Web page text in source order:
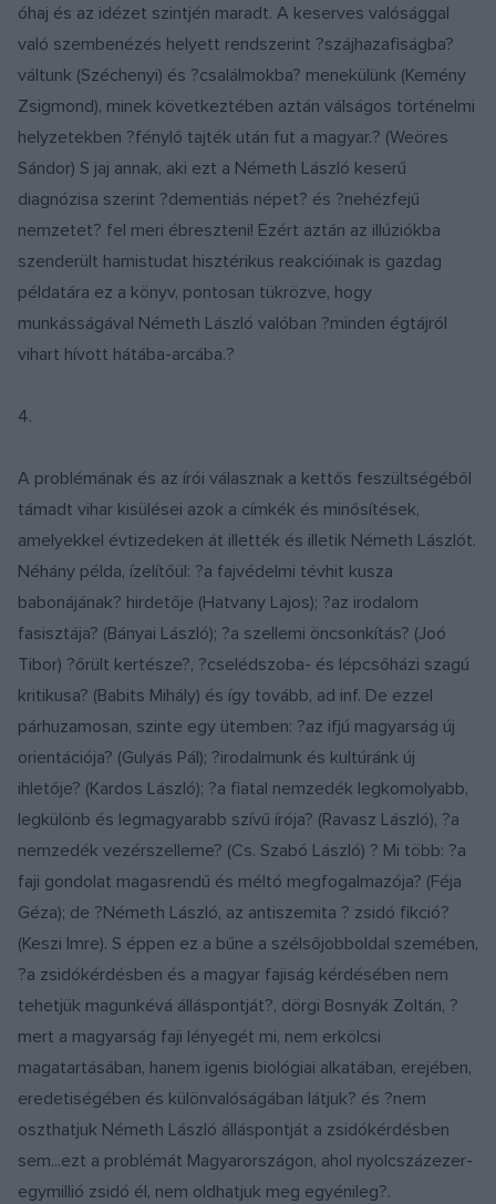
óhaj és az idézet szintjén maradt. A keserves valósággal
való szembenézés helyett rendszerint ?szájhazafiságba?
váltunk (Széchenyi) és ?csalálmokba? menekülünk (Kemény
Zsigmond), minek következtében aztán válságos történelmi
helyzetekben ?fénylő tajték után fut a magyar.? (Weöres
Sándor) S jaj annak, aki ezt a Németh László keserű
diagnózisa szerint ?dementiás népet? és ?nehézfejű
nemzetet? fel meri ébreszteni! Ezért aztán az illúziókba
szenderült hamistudat hisztérikus reakcióinak is gazdag
példatára ez a könyv, pontosan tükrözve, hogy
munkásságával Németh László valóban ?minden égtájról
vihart hívott hátába-arcába.?
4.
A problémának és az írói válasznak a kettős feszültségéből
támadt vihar kisülései azok a címkék és minősítések,
amelyekkel évtizedeken át illették és illetik Németh Lászlót.
Néhány példa, ízelítőül: ?a fajvédelmi tévhit kusza
babonájának? hirdetője (Hatvany Lajos); ?az irodalom
fasisztája? (Bányai László); ?a szellemi öncsonkítás? (Joó
Tibor) ?őrült kertésze?, ?cselédszoba- és lépcsőházi szagú
kritikusa? (Babits Mihály) és így tovább, ad inf. De ezzel
párhuzamosan, szinte egy ütemben: ?az ifjú magyarság új
orientációja? (Gulyás Pál); ?irodalmunk és kultúránk új
ihletője? (Kardos László); ?a fiatal nemzedék legkomolyabb,
legkülönb és legmagyarabb szívű írója? (Ravasz László), ?a
nemzedék vezérszelleme? (Cs. Szabó László) ? Mi több: ?a
faji gondolat magasrendű és méltó megfogalmazója? (Féja
Géza); de ?Németh László, az antiszemita ? zsidó fikció?
(Keszi Imre). S éppen ez a bűne a szélsőjobboldal szemében,
?a zsidókérdésben és a magyar fajiság kérdésében nem
tehetjük magunkévá álláspontját?, dörgi Bosnyák Zoltán, ?
mert a magyarság faji lényegét mi, nem erkölcsi
magatartásában, hanem igenis biológiai alkatában, erejében,
eredetiségében és különvalóságában látjuk? és ?nem
oszthatjuk Németh László álláspontját a zsidókérdésben
sem...ezt a problémát Magyarországon, ahol nyolcszázezer-
egymillió zsidó él, nem oldhatjuk meg egyénileg?.